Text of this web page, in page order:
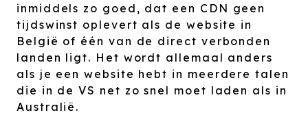
inmiddels zo goed, dat een CDN geen
tijdswinst oplevert als de website in
België of één van de direct verbonden
landen ligt. Het wordt allemaal anders
als je een website hebt in meerdere talen
die in de VS net zo snel moet laden als in
Australië.